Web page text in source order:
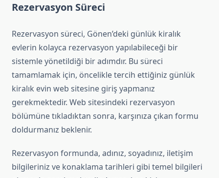
Rezervasyon Süreci
Rezervasyon süreci, Gönen’deki günlük kiralık
evlerin kolayca rezervasyon yapılabileceği bir
sistemle yönetildiği bir adımdır. Bu süreci
tamamlamak için, öncelikle tercih ettiğiniz günlük
kiralık evin web sitesine giriş yapmanız
gerekmektedir. Web sitesindeki rezervasyon
bölümüne tıkladıktan sonra, karşınıza çıkan formu
doldurmanız beklenir.
Rezervasyon formunda, adınız, soyadınız, iletişim
bilgileriniz ve konaklama tarihleri gibi temel bilgileri